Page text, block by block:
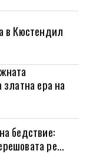
в Кюстендил
златна ера на
бедствие:
ре...